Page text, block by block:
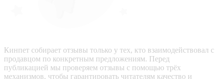
Кинпет собирает отзывы только у тех, кто взаимодействовал с
продавцом по конкретным предложениям. Перед
публикацией мы проверяем отзывы с помощью трёх
механизмов, чтобы гарантировать читателям качество и